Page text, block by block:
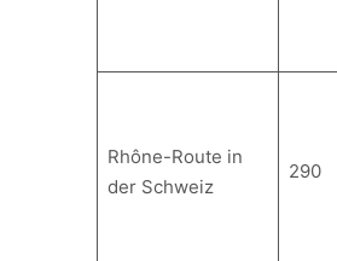
Rhône-Route in
der Schweiz
290